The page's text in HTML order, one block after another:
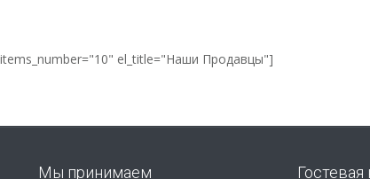
el_title="Наши Продавцы"]
Мы принимаем Гостевая